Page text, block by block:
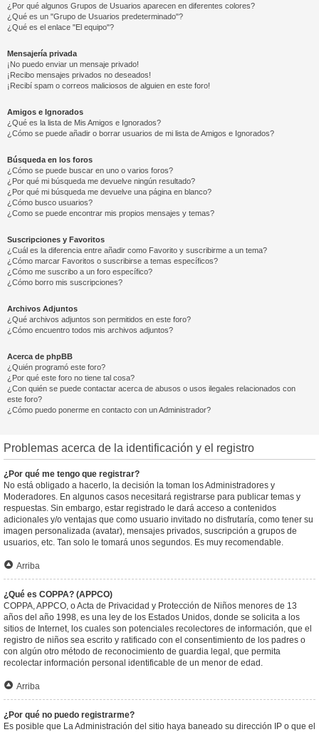
¿Por qué algunos Grupos de Usuarios aparecen en diferentes colores?
¿Qué es un "Grupo de Usuarios predeterminado"?
¿Qué es el enlace "El equipo"?
Mensajería privada
¡No puedo enviar un mensaje privado!
¡Recibo mensajes privados no deseados!
¡Recibí spam o correos maliciosos de alguien en este foro!
Amigos e Ignorados
¿Qué es la lista de Mis Amigos e Ignorados?
¿Cómo se puede añadir o borrar usuarios de mi lista de Amigos e Ignorados?
Búsqueda en los foros
¿Cómo se puede buscar en uno o varios foros?
¿Por qué mi búsqueda me devuelve ningún resultado?
¿Por qué mi búsqueda me devuelve una página en blanco?
¿Cómo busco usuarios?
¿Como se puede encontrar mis propios mensajes y temas?
Suscripciones y Favoritos
¿Cuál es la diferencia entre añadir como Favorito y suscribirme a un tema?
¿Cómo marcar Favoritos o suscribirse a temas específicos?
¿Cómo me suscribo a un foro específico?
¿Cómo borro mis suscripciones?
Archivos Adjuntos
¿Qué archivos adjuntos son permitidos en este foro?
¿Cómo encuentro todos mis archivos adjuntos?
Acerca de phpBB
¿Quién programó este foro?
¿Por qué este foro no tiene tal cosa?
¿Con quién se puede contactar acerca de abusos o usos ilegales relacionados con
este foro?
¿Cómo puedo ponerme en contacto con un Administrador?
Problemas acerca de la identificación y el registro
¿Por qué me tengo que registrar?
No está obligado a hacerlo, la decisión la toman los Administradores y
Moderadores. En algunos casos necesitará registrarse para publicar temas y
respuestas. Sin embargo, estar registrado le dará acceso a contenidos
adicionales y/o ventajas que como usuario invitado no disfrutaría, como tener su
imagen personalizada (avatar), mensajes privados, suscripción a grupos de
usuarios, etc. Tan solo le tomará unos segundos. Es muy recomendable.
Arriba
¿Qué es COPPA? (APPCO)
COPPA, APPCO, o Acta de Privacidad y Protección de Niños menores de 13
años del año 1998, es una ley de los Estados Unidos, donde se solicita a los
sitios de Internet, los cuales son potenciales recolectores de información, que el
registro de niños sea escrito y ratificado con el consentimiento de los padres o
con algún otro método de reconocimiento de guardia legal, que permita
recolectar información personal identificable de un menor de edad.
Arriba
¿Por qué no puedo registrarme?
Es posible que La Administración del sitio haya baneado su dirección IP o que el